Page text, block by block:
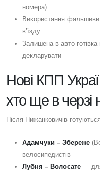
номера)
Використання
в’їзду
Залишена в авто
декларувати
Нові КПП
хто ще в черзі
Після Нижанковичів
Адамчуки – Збереже
велосипедистів
Лубня – Волосате —